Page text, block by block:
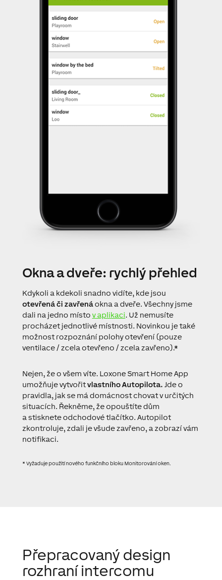
Okna a dveře: rychlý přehled
Kdykoli a kdekoli snadno vidíte, kde jsou
otevřená či zavřenáokna a dveře. Všechny jsme
dali na jedno místo v aplikaci. Už nemusíte
procházet jednotlivé místnosti. Novinkou je také
možnost rozpoznání polohy otevření (pouze
ventilace / zcela otevřeno / zcela zavřeno).*
Nejen, že o všem víte. Loxone Smart Home App
umožňuje vytvořitvlastního Autopilota. Jde o
pravidla, jak se má domácnost chovat v určitých
situacích. Řekněme, že opouštíte dům
a stisknete odchodové tlačítko. Autopilot
zkontroluje, zdali je všude zavřeno, a zobrazí vám
notifikaci.
* Vyžaduje použití nového funkčního bloku Monitorování oken.
Přepracovaný design
rozhraní intercomu